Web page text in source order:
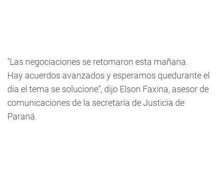
"Las negociaciones se retomaron esta mañana.
Hay acuerdos avanzados y esperamos quedurante el
día el tema se solucione", dijo Elson Faxina, asesor de
comunicaciones de la secretaría de Justicia de
Paraná.